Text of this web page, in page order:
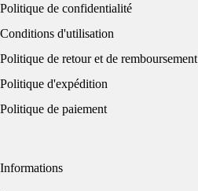
Politique de confidentialité
Conditions d'utilisation
Politique de retour et de remboursement
Politique d'expédition
Politique de paiement
Informations